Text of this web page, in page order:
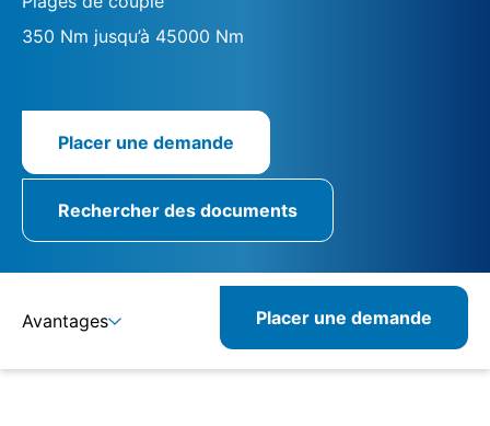
350 Nm jusqu’à 45000 Nm
Placer une demande
Rechercher des documents
Avantages Placer une demande